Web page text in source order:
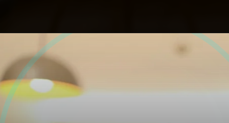
Opening https://profissaohoteleiro.com.br/os-12-banheiros-de-hoteis-mais-luxuosos-do-mundo/